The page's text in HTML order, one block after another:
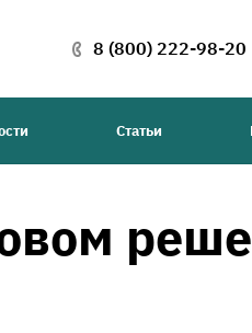
8 (800) 222-98-20
Статьи